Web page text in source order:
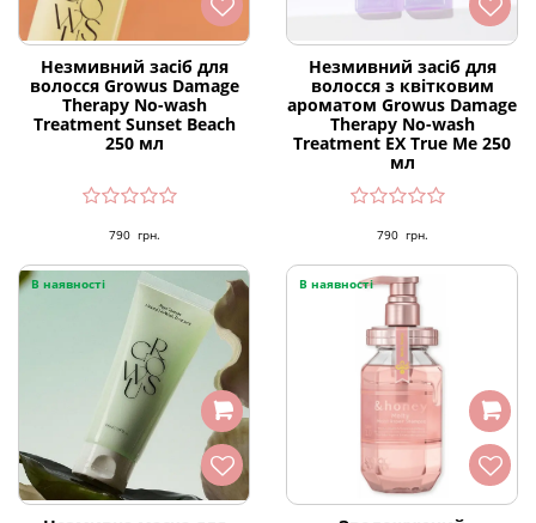
Незмивний засіб для
волосся Growus Damage
Therapy No-wash
Treatment Sunset Beach
250 мл
790 грн.
Незмивний засіб для
волосся з квітковим
ароматом Growus Damage
Therapy No-wash
Treatment EX True Me 250
мл
790 грн.
В наявності В наявності